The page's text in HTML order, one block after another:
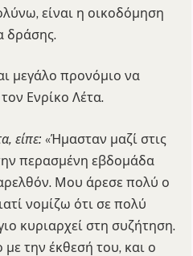
είναι η οικοδόμηση
δράσης.
μεγάλο προνόμιο να
Ενρίκο Λέτα.
είπε: «Ήμασταν μαζί στις
περασμένη εβδομάδα
Μου άρεσε πολύ ο
νομίζω ότι σε πολύ
κυριαρχεί στη συζήτηση.
την έκθεσή του, και ο